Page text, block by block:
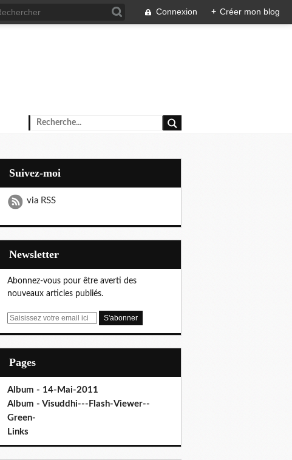
Connexion + Créer mon blog
Suivez-moi
via RSS
Newsletter
Abonnez-vous pour être averti des
nouveaux articles publiés.
E
Pages
Album - 14-Mai-2011
Album - Visuddhi---Flash-Viewer--
Green-
Links